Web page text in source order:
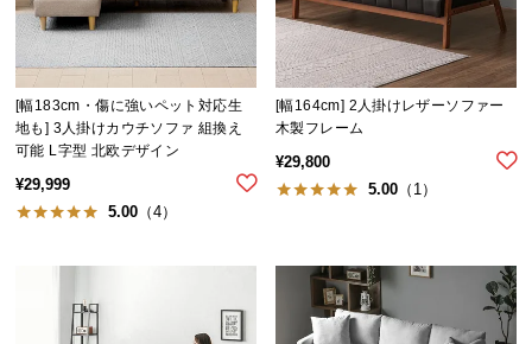
[幅183cm・傷に強いペット対応生
地も] 3人掛けカウチソファ 組換え
可能 L字型 北欧デザイン
¥29,999
5.00 （4）
[幅164cm] 2人掛けレザーソファー
木製フレーム
¥29,800
5.00 （1）